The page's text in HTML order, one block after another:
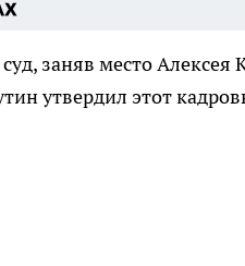
заняв место
утвердил этот